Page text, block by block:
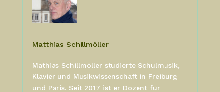
Matthias Schillmöller
Mathias Schillmöller studierte Schulmusik,
Klavier und Musikwissenschaft in Freiburg
und Paris. Seit 2017 ist er Dozent für